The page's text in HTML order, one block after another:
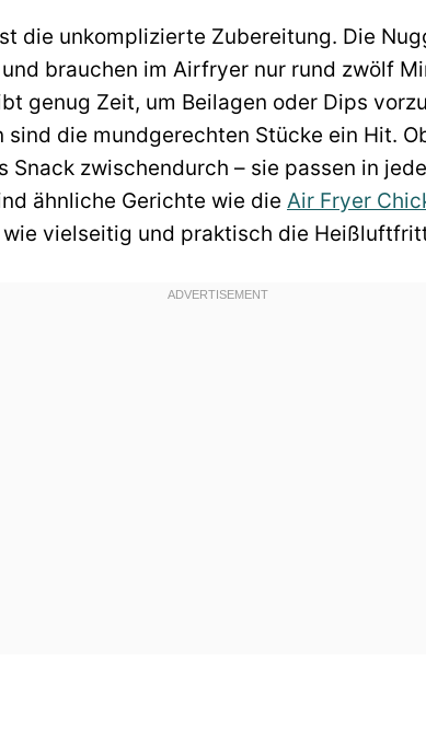
die unkomplizierte Zubereitung. Die
brauchen im Airfryer nur rund zwölf
genug Zeit, um Beilagen oder Dips
sind die mundgerechten Stücke ein Hit.
Snack zwischendurch – sie passen in
ähnliche Gerichte wie die Air Fryer
vielseitig und praktisch die